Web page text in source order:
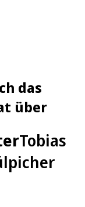
das
über
Tobias